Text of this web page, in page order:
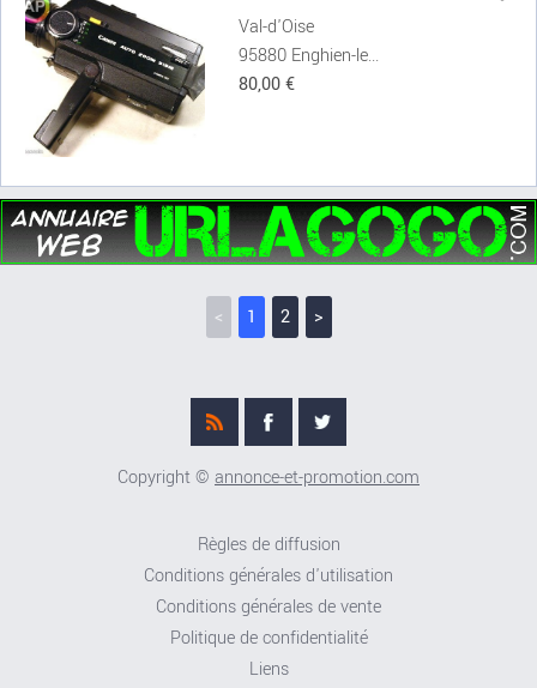
Val-d'Oise
95880 Enghien-le...
80,00 €
< 1 2 >
Copyright © annonce-et-promotion.com
Règles de diffusion
Conditions générales d'utilisation
Conditions générales de vente
Politique de confidentialité
Liens